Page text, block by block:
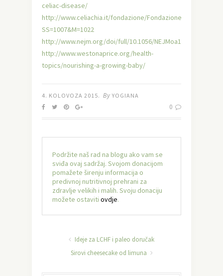
celiac-disease/
http://www.celiachia.it/fondazione/Fondazione.aspx?
SS=1007&M=1022
http://www.nejm.org/doi/full/10.1056/NEJMoa1400697
http://www.westonaprice.org/health-
topics/nourishing-a-growing-baby/
4. KOLOVOZA 2015. By YOGIANA
0
Podržite naš rad na blogu ako vam se
sviđa ovaj sadržaj. Svojom donacijom
pomažete širenju informacija o
predivnoj nutritivnoj prehrani za
zdravlje velikih i malih. Svoju donaciju
možete ostaviti ovdje.
Ideje za LCHF i paleo doručak
Sirovi cheesecake od limuna